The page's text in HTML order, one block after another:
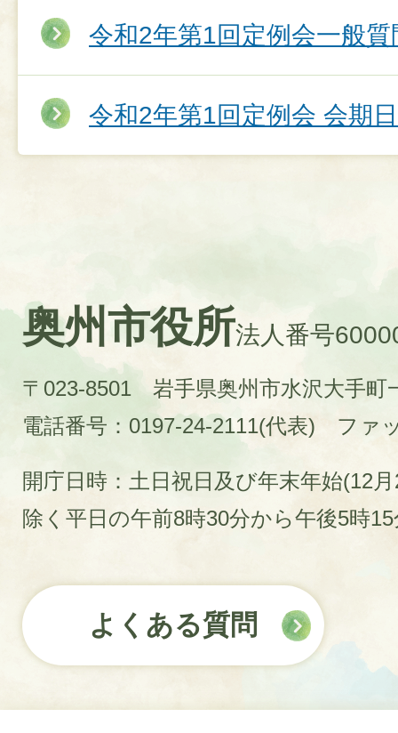
令和2年第1回定例会一般質
令和2年第1回定例会 会期
奥州市役所法人番号
〒023-8501 岩手県奥州市水沢大手町
電話番号：0197-24-2111(代表)
ファ
開庁日時：土日祝日及び年末年始(12
除く平日の午前8時30分から午後5時
よくある質問